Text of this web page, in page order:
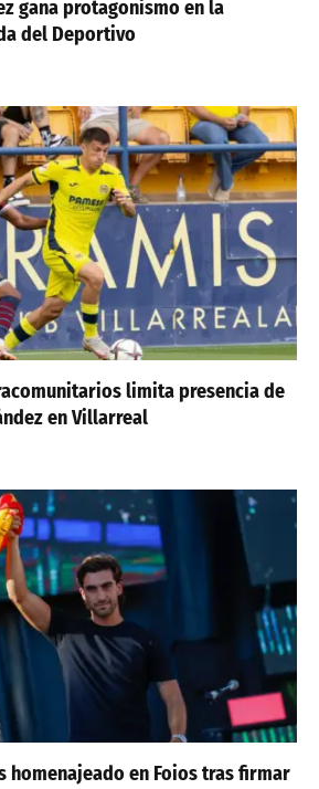
gana protagonismo en la
del Deportivo
limita presencia de
en Villarreal
homenajeado en Foios tras firmar